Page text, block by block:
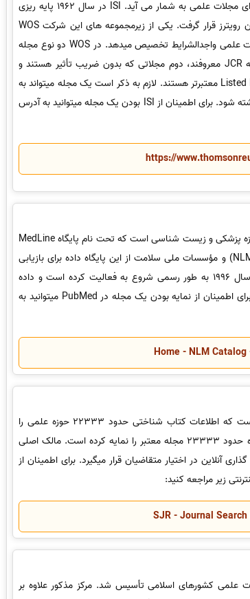
اطلاعات علمی است که مهمترین و معتبرترین نمایه برای مجلات علمی به شمار می آید. ISI در سال 1962 پایه ریزی
شد و در سال 1992 در اختیار شرکت چندملیتی تامسون رویترز قرار گرفت. یکی از زیرمجموعه های این شرکت WOS
است که نمایه ISI را، پس از بررسی های لازم، به مجلات علمی واجدالشرایط تخصیص میدهد. در WOS دو نوع مجله
وجود دارد، اول مجلاتی که دارای ضریب تأثیر بوده و به JCR معروفند، دوم مجلاتی که بدون ضریب تأثیر هستند و
Listed ISI نام دارند. مشخصاً مجلات JCRاز مجلات Listed ISI معتبرتر هستند. لازم به ذکر است یک مجله میتواند به
دلیل کاهش بار علمی آن از لیست مقالات ISI کنار گذاشته شود. برای اطمینان از ISI بودن یک مجله میتوانید به آدرس
https://
پاب مد یک موتور جستجوی قدرتمند برای موضوعات حوزه پزشکی و زیست شناسی است که تحت نام پایگاه MedLine
فعالیت میکند. کتابخانه دارویی ایالات متحده آمریکا (NLM) و مؤسسات ملی سلامت از این پایگاه داده برای بازیابی
اطلاعات استفاده میکنند. PubMed برای اولین بار در سال 1996 به طور رسمی شروع به فعالیت کرده است و داده
هایش را به طور رایگان در اختیار جهانیان قرار میدهد. برای اطمینان از نمایه بودن یک مجله در PubMed میتوانید به
Home - NLM
مؤسسه اسکوپوس یک پایگاه استنادی بسیار معتبر است که اطلاعات کتاب شناختی حدود 22333 حوزه علمی را
تحت است و 11 پوشش خود دارد. هم اکنون این پایگاه حدود 23333 مجله معتبر را نمایه کرده است. مالک اصلی
آنلاین در اختیار متقاضیان قرار میگیرد. برای اطمینان از
زیر مراجعه کنید:
SJR - Journal
مجلات علمی کشورهای اسلامی تأسیس شد. مرکز مذکور علاوه بر